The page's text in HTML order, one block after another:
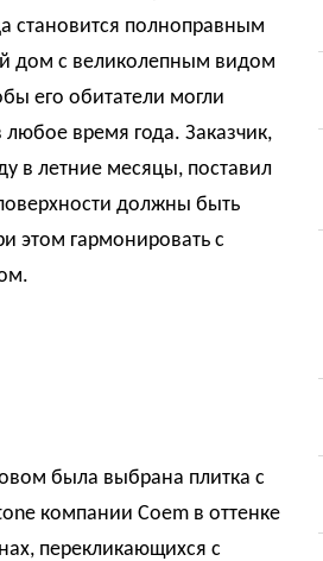
становится полноправным
дом с великолепным видом
его обитатели могли
время года. Заказчик,
в летние месяцы, поставил
должны быть
этом гармонировать с
была выбрана плитка с
компании Coem в оттенке
перекликающихся с